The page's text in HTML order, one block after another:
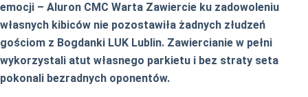
emocji – Aluron CMC Warta Zawiercie ku zadowoleniu
własnych kibiców nie pozostawiła żadnych złudzeń
gościom z Bogdanki LUK Lublin. Zawiercianie w pełni
wykorzystali atut własnego parkietu i bez straty seta
pokonali bezradnych oponentów.